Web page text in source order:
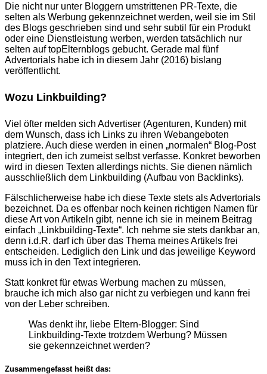
Die nicht nur unter Bloggern umstrittenen PR-Texte, die
selten als Werbung gekennzeichnet werden, weil sie im Stil
des Blogs geschrieben sind und sehr subtil für ein Produkt
oder eine Dienstleistung werben, werden tatsächlich nur
selten auf topElternblogs gebucht. Gerade mal fünf
Advertorials habe ich in diesem Jahr (2016) bislang
veröffentlicht.
Wozu Linkbuilding?
Viel öfter melden sich Advertiser (Agenturen, Kunden) mit
dem Wunsch, dass ich Links zu ihren Webangeboten
platziere. Auch diese werden in einen „normalen“ Blog-Post
integriert, den ich zumeist selbst verfasse. Konkret beworben
wird in diesen Texten allerdings nichts. Sie dienen nämlich
ausschließlich dem Linkbuilding (Aufbau von Backlinks).
Fälschlicherweise habe ich diese Texte stets als Advertorials
bezeichnet. Da es offenbar noch keinen richtigen Namen für
diese Art von Artikeln gibt, nenne ich sie in meinem Beitrag
einfach „Linkbuilding-Texte“. Ich nehme sie stets dankbar an,
denn i.d.R. darf ich über das Thema meines Artikels frei
entscheiden. Lediglich den Link und das jeweilige Keyword
muss ich in den Text integrieren.
Statt konkret für etwas Werbung machen zu müssen,
brauche ich mich also gar nicht zu verbiegen und kann frei
von der Leber schreiben.
Was denkt ihr, liebe Eltern-Blogger: Sind
Linkbuilding-Texte trotzdem Werbung? Müssen
sie gekennzeichnet werden?
Zusammengefasst heißt das: